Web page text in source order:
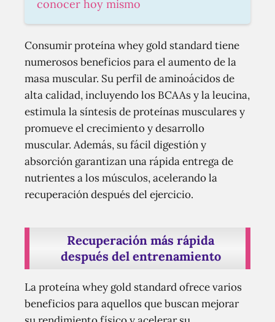
conocer hoy mismo
Consumir proteína whey gold standard tiene
numerosos beneficios para el aumento de la
masa muscular. Su perfil de aminoácidos de
alta calidad, incluyendo los BCAAs y la leucina,
estimula la síntesis de proteínas musculares y
promueve el crecimiento y desarrollo
muscular. Además, su fácil digestión y
absorción garantizan una rápida entrega de
nutrientes a los músculos, acelerando la
recuperación después del ejercicio.
Recuperación más rápida
después del entrenamiento
La proteína whey gold standard ofrece varios
beneficios para aquellos que buscan mejorar